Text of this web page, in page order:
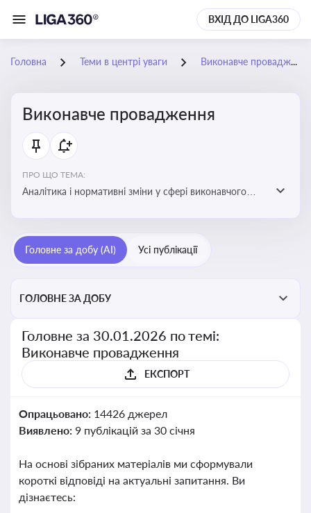
ВХІД ДО LIGA360
Головна Теми в центрі уваги Виконавче провадження
Виконавче провадження
ПРО ЩО ТЕМА:
Аналітика і нормативні зміни у сфері виконавчого
завершенню проваджень, діяльності державних і
приватних виконавців
Головне за добу (AI) Усі публікації
ГОЛОВНЕ ЗА ДОБУ
Головне за 30.01.2026 по темі:
Виконавче провадження
ЕКСПОРТ
Опрацьовано: 14426 джерел
Виявлено: 9 публікацій за 30 січня
На основі зібраних матеріалів ми сформували
короткі відповіді на актуальні запитання. Ви
дізнаєтесь: